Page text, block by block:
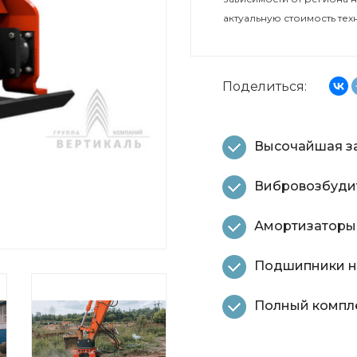
актуальную стоимость
Поделиться:
Высочайшая
Подшипники
Полный